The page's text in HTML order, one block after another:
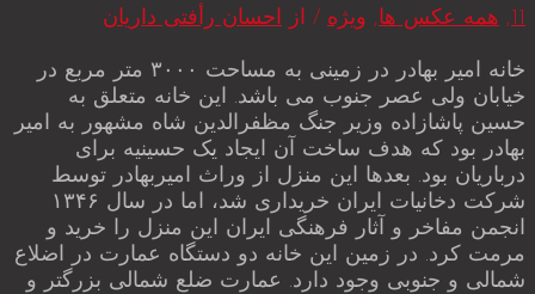
11
, همه عکس ها, ویژه / از احسان رأفتی داریان
خانه امیر بهادر در زمینی به مساحت ۳۰۰۰ متر مربع در
خیابان ولی عصر جنوب می باشد. این خانه متعلق به
حسین پاشازاده وزیر جنگ مظفرالدین شاه مشهور به امیر
بهادر بود که هدف ساخت آن ایجاد یک حسینیه برای
درباریان بود. بعدها این منزل از وراث امیربهادر توسط
شرکت دخانیات ایران خریداری شد، اما در سال ۱۳۴۶
انجمن مفاخر و آثار فرهنگی ایران این منزل را خرید و
مرمت کرد. در زمین این خانه دو دستگاه عمارت در اضلاع
شمالی و جنوبی وجود دارد. عمارت ضلع شمالی بزرگتر و